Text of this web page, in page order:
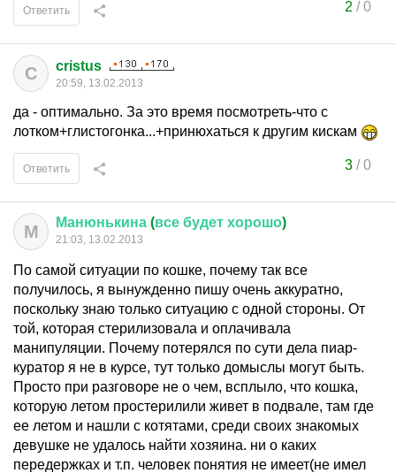
2 /0
Ответить
C cristus
20:59, 13.02.2013
да - оптимально. За это время посмотреть-что с
лотком+глистогонка...+принюхаться к другим кискам
3/0
Ответить
М Манюнькина (все будет хорошо)
21:03, 13.02.2013
По самой ситуации по кошке, почему так все
получилось, я вынужденно пишу очень аккуратно,
поскольку знаю только ситуацию с одной стороны. От
той, которая стерилизовала и оплачивала
манипуляции. Почему потерялся по сути дела пиар-
куратор я не в курсе, тут только домыслы могут быть.
Просто при разговоре не о чем, всплыло, что кошка,
которую летом простерилили живет в подвале, там где
ее летом и нашли с котятами, среди своих знакомых
девушке не удалось найти хозяина. ни о каких
передержках и т.п. человек понятия не имеет(не имел